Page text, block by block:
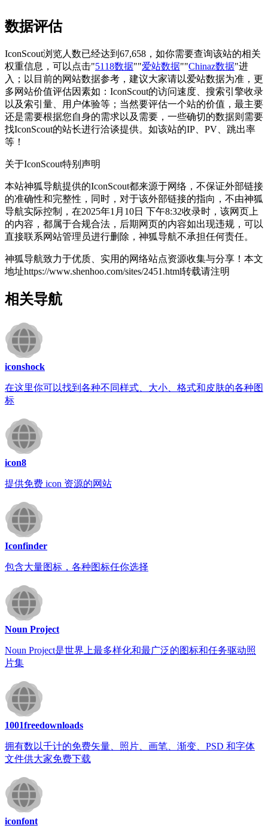
数据评估
IconScout浏览人数已经达到67,658，如你需要查询该站的相关
权重信息，可以点击"5118数据""爱站数据""Chinaz数据"进
入；以目前的网站数据参考，建议大家请以爱站数据为准，更
多网站价值评估因素如：IconScout的访问速度、搜索引擎收录
以及索引量、用户体验等；当然要评估一个站的价值，最主要
还是需要根据您自身的需求以及需要，一些确切的数据则需要
找IconScout的站长进行洽谈提供。如该站的IP、PV、跳出率
等！
关于IconScout特别声明
本站神狐导航提供的IconScout都来源于网络，不保证外部链接
的准确性和完整性，同时，对于该外部链接的指向，不由神狐
导航实际控制，在2025年1月10日 下午8:32收录时，该网页上
的内容，都属于合规合法，后期网页的内容如出现违规，可以
直接联系网站管理员进行删除，神狐导航不承担任何责任。
神狐导航致力于优质、实用的网络站点资源收集与分享！ 本文
地址https://www.shenhoo.com/sites/2451.html转载请注明
相关导航
iconshock
在这里你可以找到各种不同样式、大小、格式和皮肤的各种图
标
icon8
提供免费 icon 资源的网站
Iconfinder
包含大量图标，各种图标任你选择
Noun Project
Noun Project是世界上最多样化和最广泛的图标和任务驱动照
片集
1001freedownloads
拥有数以千计的免费矢量、照片、画笔、渐变、PSD 和字体
文件供大家免费下载
iconfont